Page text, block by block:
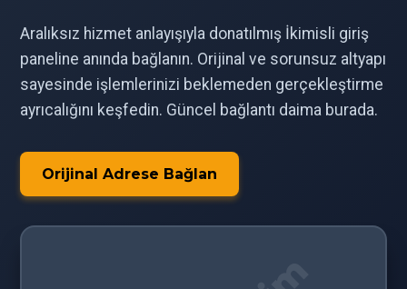
Aralıksız hizmet anlayışıyla donatılmış İkimisli giriş
paneline anında bağlanın. Orijinal ve sorunsuz altyapı
sayesinde işlemlerinizi beklemeden gerçekleştirme
ayrıcalığını keşfedin. Güncel bağlantı daima burada.
Orijinal Adrese Bağlan